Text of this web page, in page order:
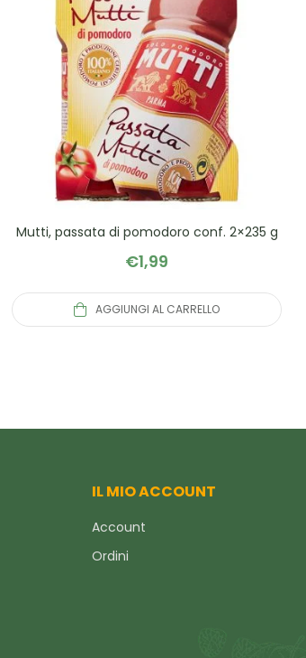
Mutti, passata di pomodoro conf. 2×235 g
€1,99
AGGIUNGI AL CARRELLO
IL MIO ACCOUNT
Account
Ordini